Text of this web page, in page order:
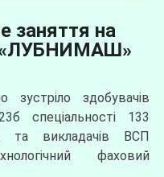
заняття на
«ЛУБНИМАШ»
здобувачів
спеціальності 133
та викладачів ВСП
фаховий